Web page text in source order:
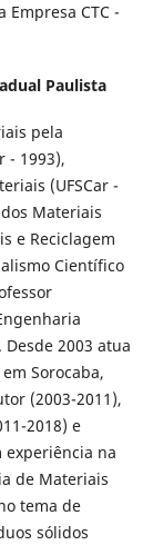
CTC -
Paulista
pela
- 1993),
(UFSCar -
Materiais
e Reciclagem
Científico
2003 atua
Sorocaba,
(2003-2011),
2018) e
experiência na
de Materiais
tema de
sólidos